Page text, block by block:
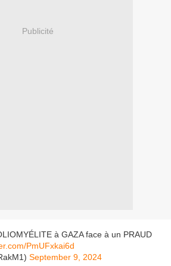
Publicité
à GAZA face à un PRAUD
PmUFxkai6d
September 9, 2024